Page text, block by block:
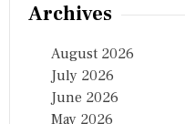
Archives
August 2026
July 2026
June 2026
May 2026